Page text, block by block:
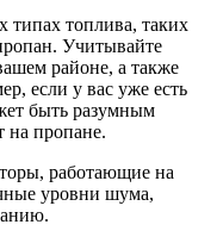
типах топлива, таких
Учитывайте
районе, а также
если у вас уже есть
быть разумным
на пропане.
работающие на
уровни шума,